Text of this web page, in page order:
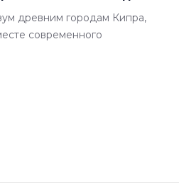
древним городам Кипра,
современного